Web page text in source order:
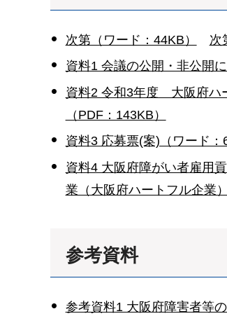
次第（ワード：44KB）
次
資料1 会議の公開・非公開
資料2 令和3年度 大阪府ハ
（PDF：143KB）
資料3 応募票(案)（ワード：
資料4 大阪府障がい者雇用
業（大阪府ハートフル企業
参考資料
参考資料1 大阪府障害者等